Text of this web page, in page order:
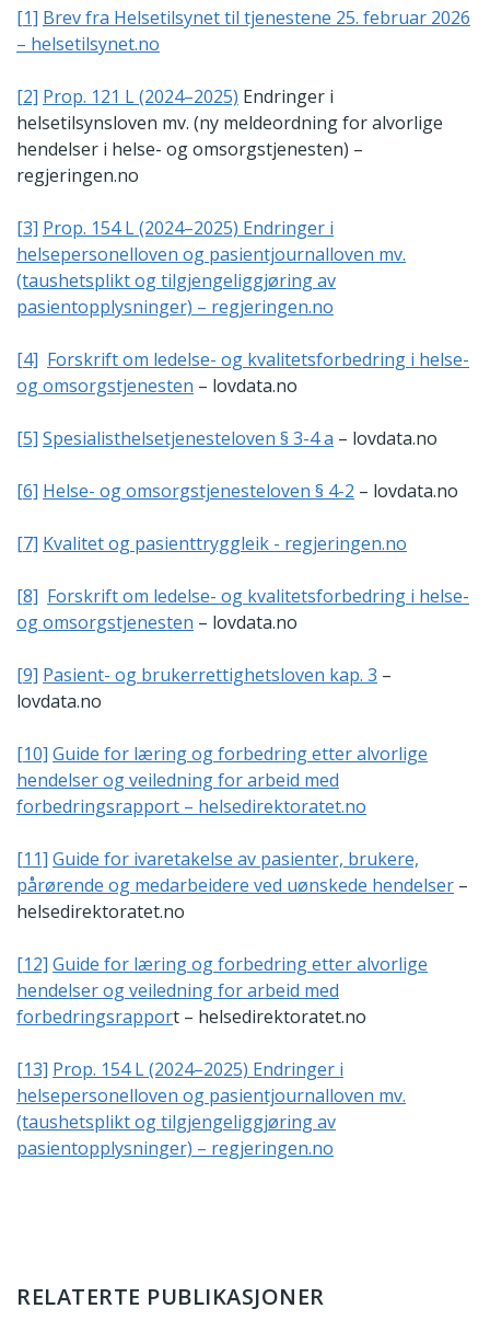
[1] Brev fra Helsetilsynet til tjenestene 25. februar 2026
– helsetilsynet.no
[2] Prop. 121 L (2024–2025) Endringer i
helsetilsynsloven mv. (ny meldeordning for alvorlige
hendelser i helse- og omsorgstjenesten) –
regjeringen.no
[3] Prop. 154 L (2024–2025) Endringer i
helsepersonelloven og pasientjournalloven mv.
(taushetsplikt og tilgjengeliggjøring av
pasientopplysninger) – regjeringen.no
[4] Forskrift om ledelse- og kvalitetsforbedring i helse-
og omsorgstjenesten – lovdata.no
[5] Spesialisthelsetjenesteloven § 3-4 a – lovdata.no
[6] Helse- og omsorgstjenesteloven § 4-2 – lovdata.no
[7] Kvalitet og pasienttryggleik - regjeringen.no
[8] Forskrift om ledelse- og kvalitetsforbedring i helse-
og omsorgstjenesten – lovdata.no
[9] Pasient- og brukerrettighetsloven kap. 3 –
lovdata.no
[10] Guide for læring og forbedring etter alvorlige
hendelser og veiledning for arbeid med
forbedringsrapport – helsedirektoratet.no
[11] Guide for ivaretakelse av pasienter, brukere,
pårørende og medarbeidere ved uønskede hendelser –
helsedirektoratet.no
[12] Guide for læring og forbedring etter alvorlige
hendelser og veiledning for arbeid med
forbedringsrapport – helsedirektoratet.no
[13] Prop. 154 L (2024–2025) Endringer i
helsepersonelloven og pasientjournalloven mv.
(taushetsplikt og tilgjengeliggjøring av
pasientopplysninger) – regjeringen.no
RELATERTE PUBLIKASJONER